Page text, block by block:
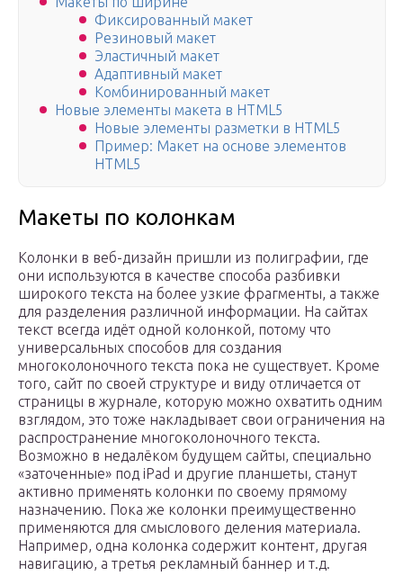
Фиксированный макет
Резиновый макет
Эластичный макет
Адаптивный макет
Комбинированный макет
Новые элементы макета в HTML5
Новые элементы разметки в HTML5
Пример: Макет на основе элементов
HTML5
Макеты по колонкам
Колонки в веб-дизайн пришли из полиграфии, где
они используются в качестве способа разбивки
широкого текста на более узкие фрагменты, а также
для разделения различной информации. На сайтах
текст всегда идёт одной колонкой, потому что
универсальных способов для создания
многоколоночного текста пока не существует. Кроме
того, сайт по своей структуре и виду отличается от
страницы в журнале, которую можно охватить одним
взглядом, это тоже накладывает свои ограничения на
распространение многоколоночного текста.
Возможно в недалёком будущем сайты, специально
«заточенные» под iPad и другие планшеты, станут
активно применять колонки по своему прямому
назначению. Пока же колонки преимущественно
применяются для смыслового деления материала.
Например, одна колонка содержит контент, другая
навигацию, а третья рекламный баннер и т.д.